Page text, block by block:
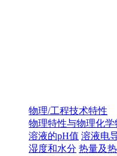
物理/工程技术特性
物理特性与物理化
溶液的pH值 溶液电
湿度和水分 热量及